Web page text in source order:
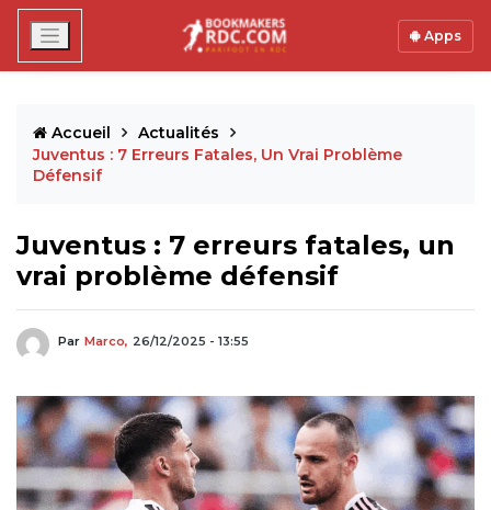
Apps
Accueil
Actualités
Juventus : 7 Erreurs Fatales, Un Vrai Problème
Défensif
Juventus : 7 erreurs fatales, un
vrai problème défensif
Par Marco, 26/12/2025 - 13:55